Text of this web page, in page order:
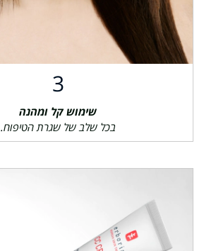
3
שימוש קל ומהנה
בכל שלב של שגרת הטיפוח.